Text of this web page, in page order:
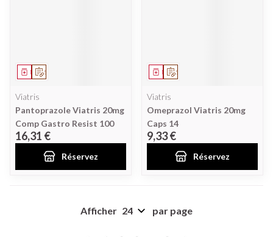
Sur prescription
Médicament
Viatris
Pantoprazole Viatris 20mg
Comp Gastro Resist 100
16,31 €
Réservez
Sur prescription
Médicament
Viatris
Omeprazol Viatris 20mg
Caps 14
9,33 €
Réservez
Pages
Afficher par page